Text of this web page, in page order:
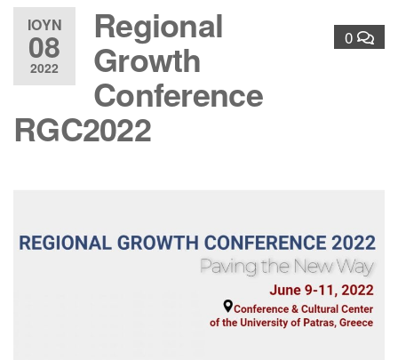
ΙΟΎΝ
08
2022
0
Regional
Growth
Conference
RGC2022